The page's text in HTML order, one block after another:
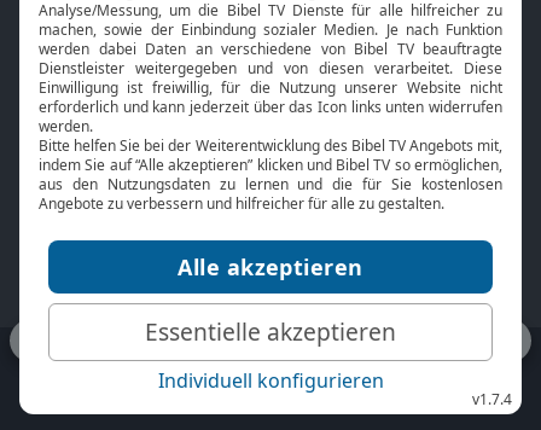
Nächster Gottesdienst
Bibel TV
Über uns
Jobs
Mediadaten
Service
Kontakt
TV-Empfang
bibeltv.de: Impressum
Datenschutz
Nutzungsbedingungen